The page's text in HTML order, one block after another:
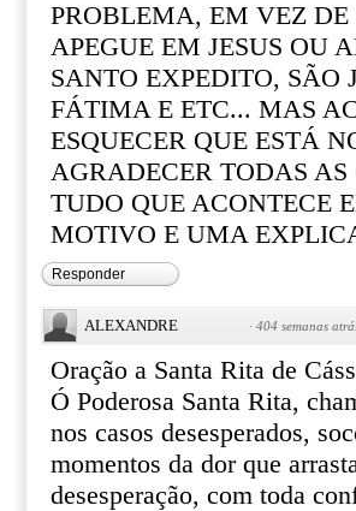
PROBLEMA, EM VEZ
APEGUE EM JESUS OU
SANTO EXPEDITO, SÃO
FÁTIMA E ETC... MAS
ESQUECER QUE ESTÁ
AGRADECER TODAS AS
TUDO QUE ACONTECE
MOTIVO E UMA
Responder
ALEXANDRE · 404 semanas
Oração a Santa Rita de
Ó Poderosa Santa Rita,
nos casos desesperados,
momentos da dor que
desesperação, com toda